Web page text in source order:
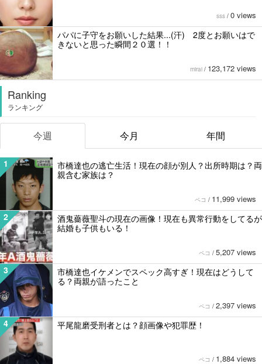
sss / 0 views
パパに子守をお願いした結果...(汗) 2度とお願いはで
きないと思った瞬間２０選！！
mirai / 123,172 views
Ranking
ランキング
今週 今月 年間
1
市橋達也の逃亡生活！現在の顔が別人？出所時期は？両
親含む家族は？
ペコ / 11,999 views
2
酒鬼薔薇聖斗の現在の画像！現在も異常行動をしてるが
結婚も子供もいる！
ペコ / 5,207 views
3
市橋達也イケメンでスペック高すぎ！現在はどうして
る？両親が語ったこと
ペコ / 2,397 views
4 平尾龍磨受刑者とは？顔画像や犯罪歴！
ペコ / 1,884 views